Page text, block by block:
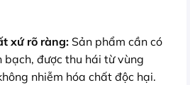
xứ rõ ràng:Sản phẩm cần có
bạch, được thu hái từ vùng
nhiễm hóa chất độc hại.